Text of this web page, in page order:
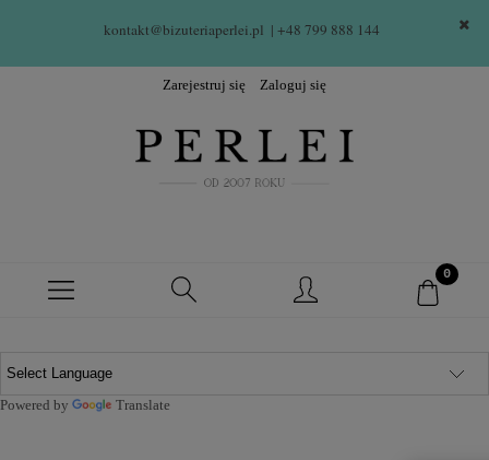
kontakt@bizuteriaperlei.pl | +48 799 888 144
Zarejestruj się Zaloguj się
Powered by Translate